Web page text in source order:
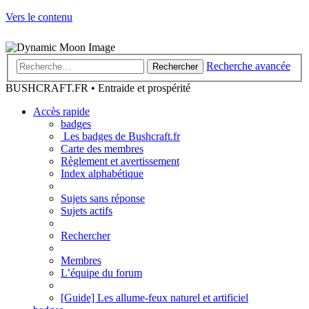
Vers le contenu
Rechercher
Recherche avancée
BUSHCRAFT.FR • Entraide et prospérité
Accès rapide
badges
Les badges de Bushcraft.fr
Carte des membres
Règlement et avertissement
Index alphabétique
Sujets sans réponse
Sujets actifs
Rechercher
Membres
L’équipe du forum
[Guide] Les allume-feux naturel et artificiel